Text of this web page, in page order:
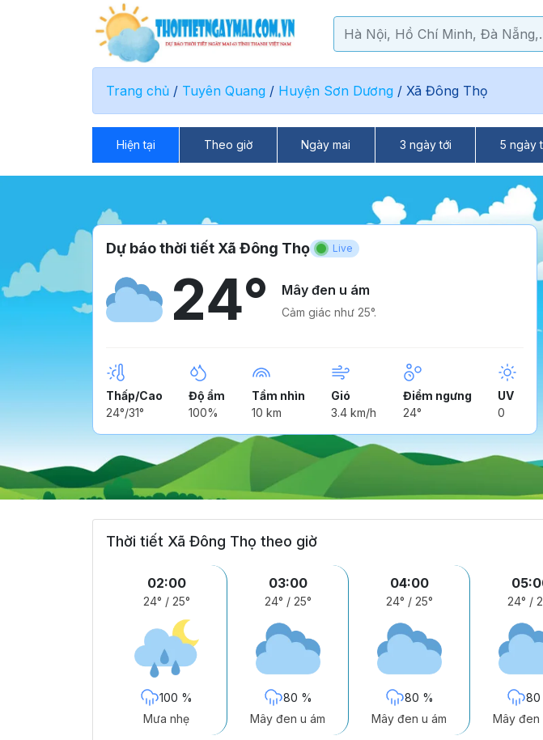
Trang chủ / Tuyên Quang / Huyện Sơn Dương / Xã Đông Thọ
Hiện tại Theo giờ Ngày mai 3 ngày tới 5 ngày
Dự báo thời tiết Xã Đông Thọ Live
24° Mây đen u ám
Cảm giác như 25°.
Thấp/Cao
24°/31°
Độ ẩm
100%
Tầm nhìn
10 km
Gió
3.4 km/h
Điểm ngưng
24°
UV
0
Thời tiết Xã Đông Thọ theo giờ
02:00
24° / 25°
100 %
Mưa nhẹ
03:00
24° / 25°
80 %
Mây đen u ám
04:00
24° / 25°
80 %
Mây đen u ám
24° /
80
Mây đen